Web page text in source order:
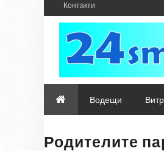
Контакти
Водещи
Родителите